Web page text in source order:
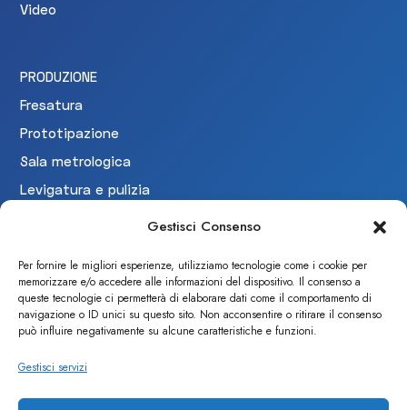
Gestisci Consenso
Per fornire le migliori esperienze, utilizziamo tecnologie come i cookie per
memorizzare e/o accedere alle informazioni del dispositivo. Il consenso a
queste tecnologie ci permetterà di elaborare dati come il comportamento di
navigazione o ID unici su questo sito. Non acconsentire o ritirare il consenso
può influire negativamente su alcune caratteristiche e funzioni.
Gestisci servizi
Video
PRODUZIONE
Fresatura
Prototipazione
Sala metrologica
Levigatura e pulizia
CERTIFICAZIONI